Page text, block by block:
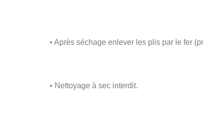
• Après séchage enlever les plis par le fer
• Nettoyage à sec interdit.